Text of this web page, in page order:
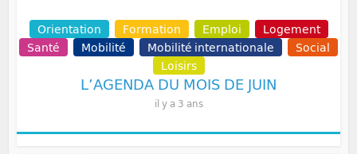
Orientation
Formation Emploi
Logement
Santé
Mobilité Mobilité internationale
Social
Loisirs
L’AGENDA DU MOIS DE JUIN
il y a 3 ans